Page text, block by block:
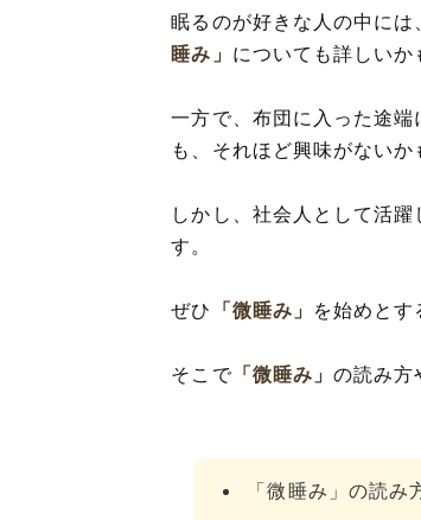
眠るのが好きな人の中に
睡み」 についても詳しいか
一方で、布団に入った途端
も、それほど興味がないか
しかし、社会人として活
す。
ぜひ 「微睡み」 を始めとす
そこで「微睡み」 の読み方
「微睡み」の読み